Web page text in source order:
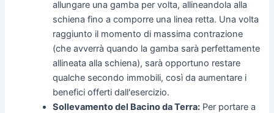
allungare una gamba per volta, allineandola alla
schiena fino a comporre una linea retta. Una volta
raggiunto il momento di massima contrazione
(che avverrà quando la gamba sarà perfettamente
allineata alla schiena), sarà opportuno restare
qualche secondo immobili, così da aumentare i
benefici offerti dall'esercizio.
Sollevamento del Bacino da Terra: Per portare a